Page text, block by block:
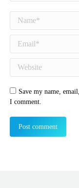
Save my name,
I comment.
Post comment